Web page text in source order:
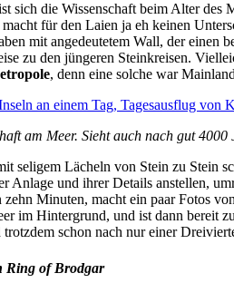
sich die Wissenschaft beim Alter
für den Laien ja eh keinen
mit angedeutetem Wall, der einen
zu den jüngeren Steinkreisen.
, denn eine solche war
am Meer. Sieht auch nach gut 4000
seligem Lächeln von Stein zu Stein
Anlage und ihrer Details anstellen,
Minuten, macht ein paar Fotos
im Hintergrund, und ist dann bereit
schon nach nur einer
Ring of Brodgar